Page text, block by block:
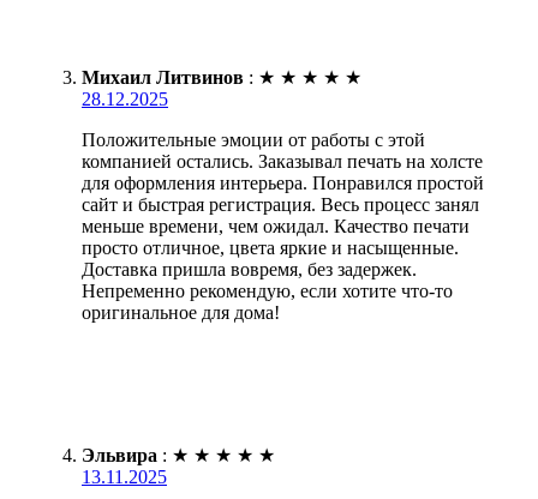
Михаил Литвинов : ★ ★ ★ ★ ★
28.12.2025
Положительные эмоции от работы с этой
компанией остались. Заказывал печать на холсте
для оформления интерьера. Понравился простой
сайт и быстрая регистрация. Весь процесс занял
меньше времени, чем ожидал. Качество печати
просто отличное, цвета яркие и насыщенные.
Доставка пришла вовремя, без задержек.
Непременно рекомендую, если хотите что-то
оригинальное для дома!
Эльвира : ★ ★ ★ ★ ★
13.11.2025